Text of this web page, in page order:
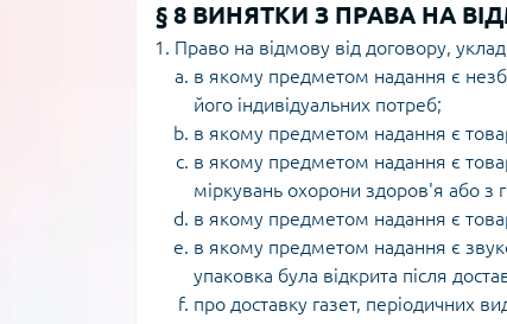
§ 8 ВИНЯТКИ З ПРАВА НА
Право на відмову від договору,
в якому предметом надання є
його індивідуальних потреб;
в якому предметом надання є
в якому предметом надання є
міркувань охорони здоров'я або з
в якому предметом надання є
в якому предметом надання є
упаковка була відкрита після
про доставку газет, періодичних